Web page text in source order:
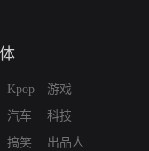
Kpop
汽车
搞笑
游戏
科技
出品人